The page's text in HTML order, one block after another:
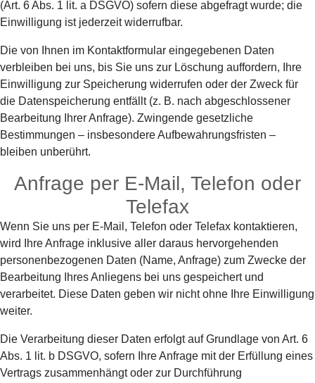
(Art. 6 Abs. 1 lit. a DSGVO) sofern diese abgefragt wurde; die
Einwilligung ist jederzeit widerrufbar.
Die von Ihnen im Kontaktformular eingegebenen Daten
verbleiben bei uns, bis Sie uns zur Löschung auffordern, Ihre
Einwilligung zur Speicherung widerrufen oder der Zweck für
die Datenspeicherung entfällt (z. B. nach abgeschlossener
Bearbeitung Ihrer Anfrage). Zwingende gesetzliche
Bestimmungen – insbesondere Aufbewahrungsfristen –
bleiben unberührt.
Anfrage per E-Mail, Telefon oder
Telefax
Wenn Sie uns per E-Mail, Telefon oder Telefax kontaktieren,
wird Ihre Anfrage inklusive aller daraus hervorgehenden
personenbezogenen Daten (Name, Anfrage) zum Zwecke der
Bearbeitung Ihres Anliegens bei uns gespeichert und
verarbeitet. Diese Daten geben wir nicht ohne Ihre Einwilligung
weiter.
Die Verarbeitung dieser Daten erfolgt auf Grundlage von Art. 6
Abs. 1 lit. b DSGVO, sofern Ihre Anfrage mit der Erfüllung eines
Vertrags zusammenhängt oder zur Durchführung